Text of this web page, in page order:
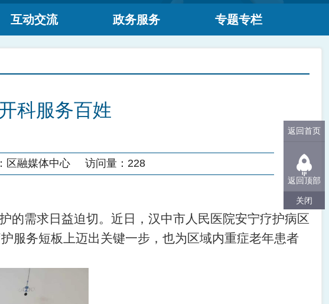
互动交流 政务服务 专题专栏
科服务百姓
区融媒体中心 访问量： 228
的需求日益迫切。 近日， 汉中市人民医院安宁疗护病区
服务短板上迈出关键一步，也为区域内重症老年患者
返回首页
返回顶部
关闭